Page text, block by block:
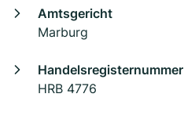
Amtsgericht
Marburg
Handelsregisternummer
HRB 4776